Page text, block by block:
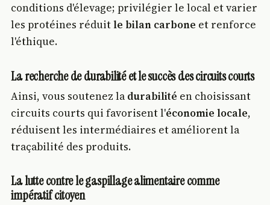
conditions d'élevage; privilégier le local et varier
les protéines réduitle bilan carbone et renforce
l'éthique.
La recherche de durabilité et le succès des circuits courts
Ainsi, vous soutenez la durabilité en choisissant
circuits courts qui favorisent l'économie locale,
réduisent les intermédiaires et améliorent la
traçabilité des produits.
La lutte contre le gaspillage alimentaire comme
impératif citoyen